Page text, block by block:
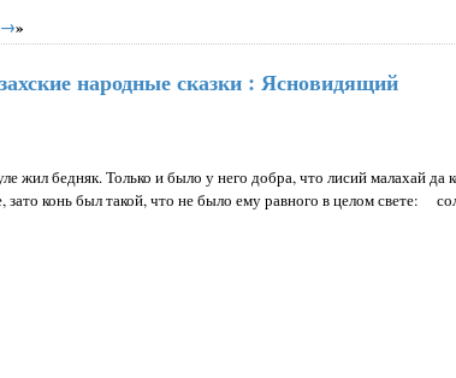
→»
народные сказки : Ясновидящий
жил бедняк. Только и было у него добра, что лисий малахай
зато конь был такой, что не было ему равного в целом свете: